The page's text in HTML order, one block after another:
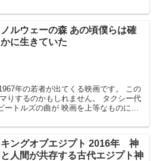
ノルウェーの森 あの頃僕らは確
かに生きていた
年の若者が出てくる映画です。 この
りするのかもしれません。 タクシー代
トルズの曲が 映画を上等なものに仕
キングオブエジプト 2016年 神
と人間が共存する古代エジプト神